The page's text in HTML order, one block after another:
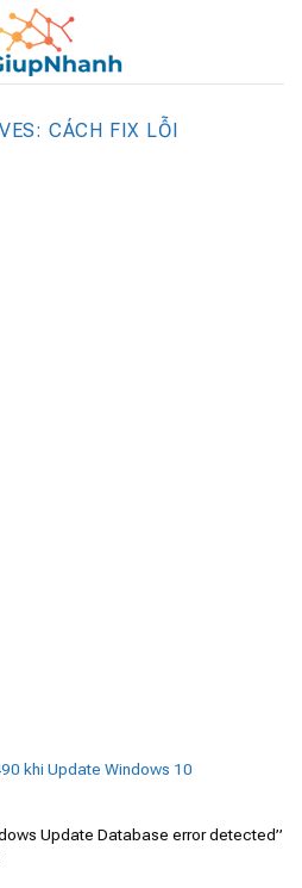
CÁCH FIX LỖI
khi Update Windows 10
Update Database error detected”